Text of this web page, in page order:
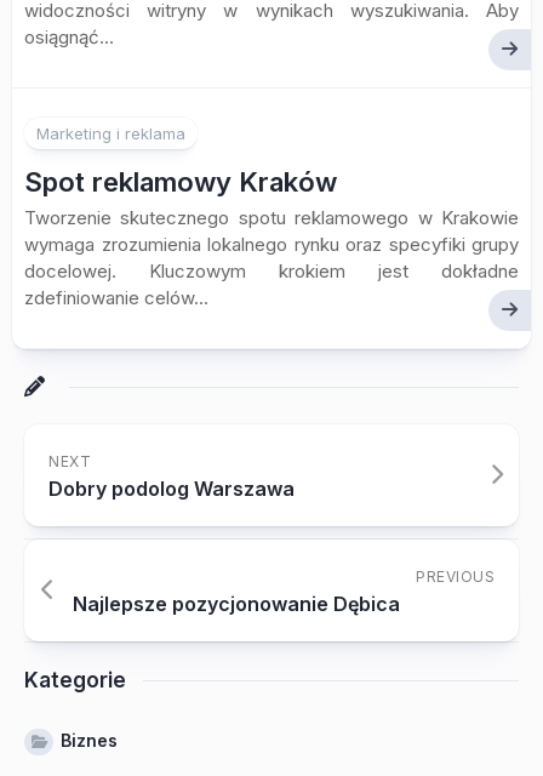
widoczności witryny w wynikach wyszukiwania. Aby
osiągnąć...
Marketing i reklama
Spot reklamowy Kraków
Tworzenie skutecznego spotu reklamowego w Krakowie
wymaga zrozumienia lokalnego rynku oraz specyfiki grupy
docelowej. Kluczowym krokiem jest dokładne
zdefiniowanie celów...
NEXT
Dobry podolog Warszawa
PREVIOUS
Najlepsze pozycjonowanie Dębica
Kategorie
Biznes